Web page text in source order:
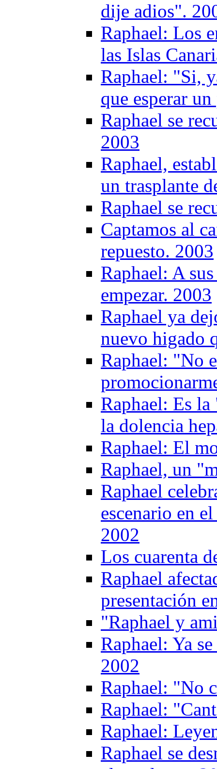
dije adios".
Raphael: Los
las Islas
Raphael: "Si,
que esperar
Raphael se
2003
Raphael,
un trasplante
Raphael se
Captamos al
repuesto. 2003
Raphael: A
empezar. 2003
Raphael ya
nuevo higado
Raphael: "No
Raphael: Es
la dolencia
Raphael: El
Raphael, un
Raphael
escenario en
2002
Los cuarenta
Raphael
presentación
"Raphael y
Raphael: Ya
2002
Raphael: "No
Raphael:
Raphael:
Raphael se